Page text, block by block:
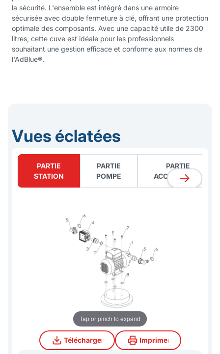
la sécurité. L'ensemble est intégré dans une armoire
sécurisée avec double fermeture à clé, offrant une protection
optimale des composants. Avec une capacité utile de 2300
litres, cette cuve est idéale pour les professionnels
souhaitant une gestion efficace et conforme aux normes de
l'AdBlue®.
Vues éclatées
PARTIE
STATION
PARTIE
POMPE
PARTIE
ACCESSOIRES
Tap or pinch to expand
Télécharger
Télécharger
Imprimer
Imprimer